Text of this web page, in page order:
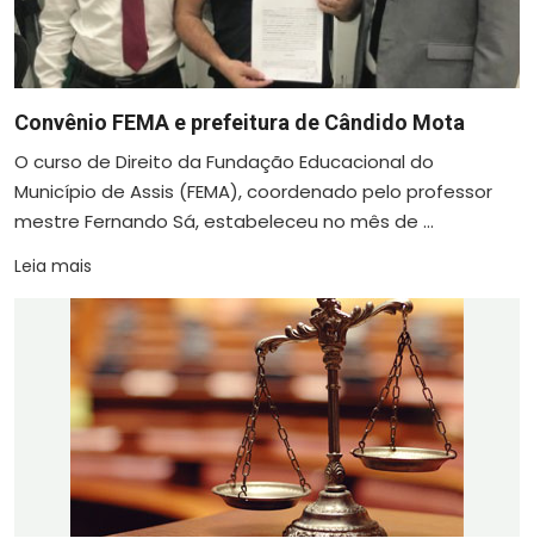
Convênio FEMA e prefeitura de Cândido Mota
O curso de Direito da Fundação Educacional do
Município de Assis (FEMA), coordenado pelo professor
mestre Fernando Sá, estabeleceu no mês de ...
Leia mais